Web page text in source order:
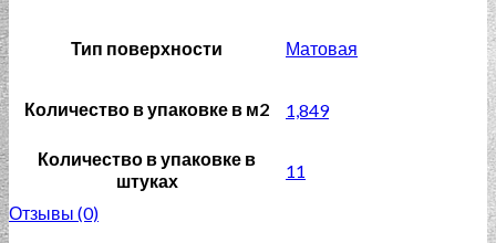
Тип поверхности Матовая
Количество в упаковке в м2 1,849
Количество в упаковке в
штуках
11
Отзывы (0)